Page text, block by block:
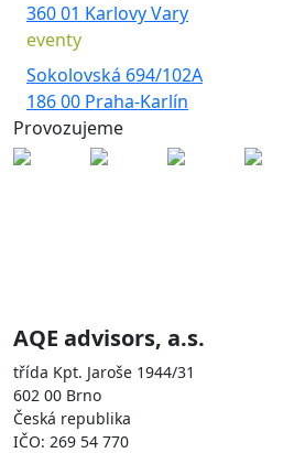
360 01 Karlovy Vary
eventy
Sokolovská 694/102A
186 00 Praha-Karlín
Provozujeme
AQE advisors, a.s.
třída Kpt. Jaroše 1944/31
602 00 Brno
Česká republika
IČO: 269 54 770